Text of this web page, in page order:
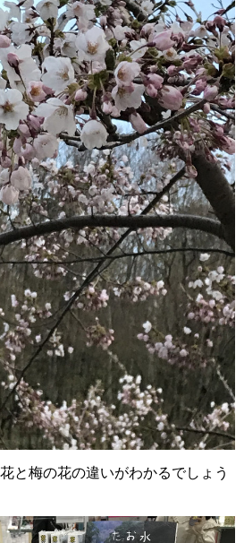
と梅の花の違いがわかるでしょう